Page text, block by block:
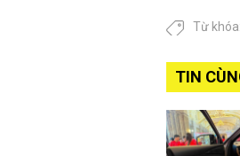
Từ khóa:
TIN